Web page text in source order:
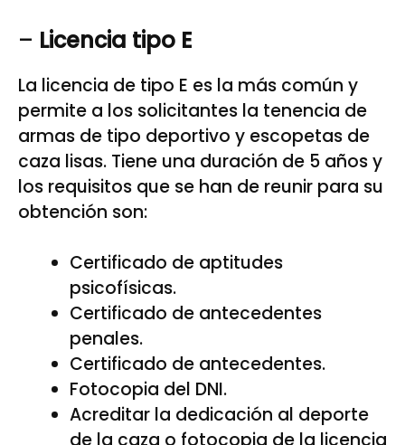
– Licencia tipo E
La licencia de tipo E es la más común y
permite a los solicitantes la tenencia de
armas de tipo deportivo y escopetas de
caza lisas. Tiene una duración de 5 años y
los requisitos que se han de reunir para su
obtención son:
Certificado de aptitudes
psicofísicas.
Certificado de antecedentes
penales.
Certificado de antecedentes.
Fotocopia del DNI.
Acreditar la dedicación al deporte
de la caza o fotocopia de la licencia